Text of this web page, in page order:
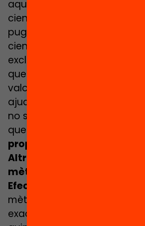
aquests no responen a una
científica, és a dir, una
pugui resoldre per mitjà del
científic. Aquesta decisió
exclusivament a la
que l’ha de prendre amb
valors. En segon lloc, la
ajudar a guiar cap pràctica
no s’estableixen abans
que mencionava
. Sense
propòsit, no hi pot haver
Altrament, com podríem
mètode didàctic concret
Efectiu per a què?
Si
mètodes, necessitem
exactament què